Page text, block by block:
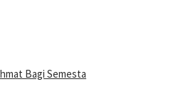
Bagi Semesta